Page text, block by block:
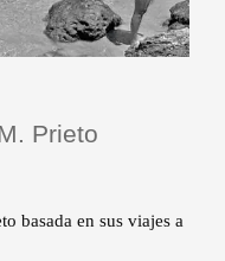
Prieto
basada en sus viajes a